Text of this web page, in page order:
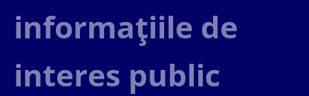
informaţiile de
interes public